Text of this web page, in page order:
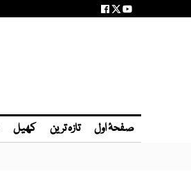
صفحۂ اول تازہ ترین کھیل